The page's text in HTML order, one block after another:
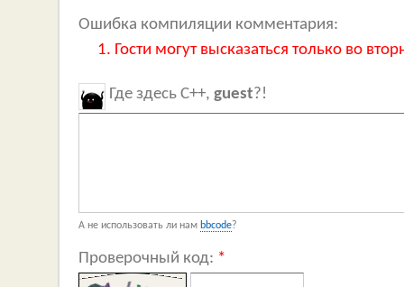
Ошибка компиляции комментария:
Гости могут высказаться только во
Где здесь C++, guest?!
А не использовать ли нам bbcode?
Проверочный код: *